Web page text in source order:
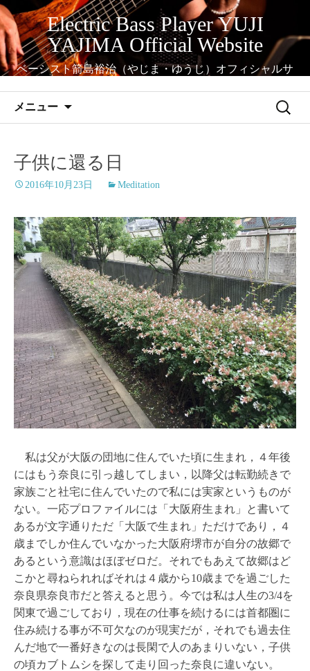
コ
ン
テ
ン
ツ
へ
Electric Bass Player YUJI
YAJIMA Official Website
ベーシスト箭島裕治（やじま・ゆうじ）オフィシャルサ
メニュー
検
子供に還る日
2016年10月23日 Meditation
私は父が大阪の団地に住んでいた頃に生まれ，４年後
にはもう奈良に引っ越してしまい，以降父は転勤続きで
家族ごと社宅に住んでいたので私には実家というものが
ない。一応プロファイルには「大阪府生まれ」と書いて
あるが文字通りただ「大阪で生まれ」ただけであり，４
歳までしか住んでいなかった大阪府堺市が自分の故郷で
あるという意識はほぼゼロだ。それでもあえて故郷はど
こかと尋ねられればそれは４歳から10歳までを過ごした
奈良県奈良市だと答えると思う。今では私は人生の3/4を
関東で過ごしており，現在の仕事を続けるには首都圏に
住み続ける事が不可欠なのが現実だが，それでも過去住
んだ地で一番好きなのは長閑で人のあまりいない，子供
の頃カブトムシを探して走り回った奈良に違いない。